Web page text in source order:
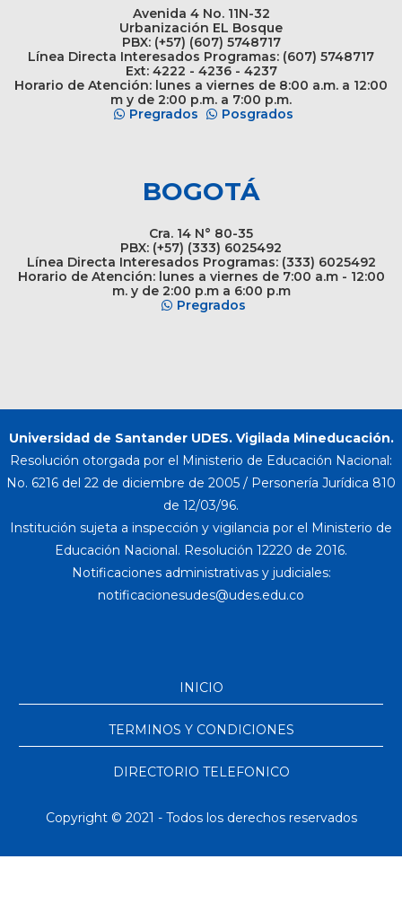
Avenida 4 No. 11N-32
Urbanización EL Bosque
PBX: (+57) (607) 5748717
Línea Directa Interesados Programas: (607) 5748717
Ext: 4222 - 4236 - 4237
Horario de Atención: lunes a viernes de 8:00 a.m. a 12:00
m y de 2:00 p.m. a 7:00 p.m.
Pregrados
Posgrados
BOGOTÁ
Cra. 14 N° 80-35
PBX: (+57) (333) 6025492
Línea Directa Interesados Programas: (333) 6025492
Horario de Atención: lunes a viernes de 7:00 a.m - 12:00
m. y de 2:00 p.m a 6:00 p.m
Pregrados
Universidad de Santander UDES. Vigilada Mineducación.
Resolución otorgada por el Ministerio de Educación Nacional:
No. 6216 del 22 de diciembre de 2005 / Personería Jurídica 810
de 12/03/96.
Institución sujeta a inspección y vigilancia por el Ministerio de
Educación Nacional. Resolución 12220 de 2016.
Notificaciones administrativas y judiciales:
INICIO
TERMINOS Y CONDICIONES
DIRECTORIO TELEFONICO
Copyright © 2021 - Todos los derechos reservados